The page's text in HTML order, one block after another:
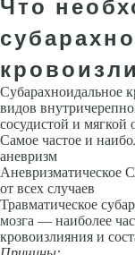
Субарахноидальное
видов
сосудистой и мягкой
Самое частое и
анев­ризм
Аневризматическое
от всех случаев
Травматическое
мозга — наиболее
кровоизлияния и